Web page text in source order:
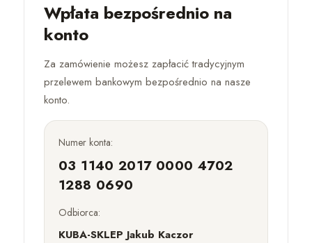
Wpłata bezpośrednio na
konto
Za zamówienie możesz zapłacić tradycyjnym
przelewem bankowym bezpośrednio na nasze
konto.
Numer konta:
03 1140 2017 0000 4702
1288 0690
Odbiorca:
KUBA-SKLEP Jakub Kaczor